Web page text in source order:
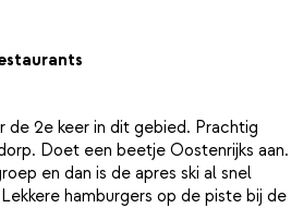
2e keer in dit gebied. Prachtig
Doet een beetje Oostenrijks aan.
en dan is de apres ski al snel
hamburgers op de piste bij de